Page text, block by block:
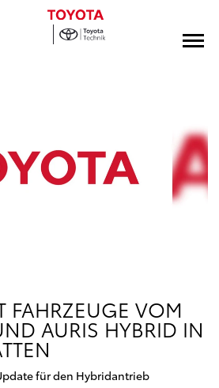
FAHRZEUGE VOM
AURIS HYBRID IN
für den Hybridantrieb